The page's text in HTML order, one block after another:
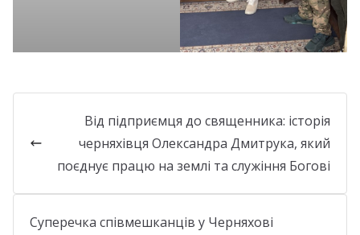
Від підприємця до священника: історія
черняхівця Олександра Дмитрука, який
поєднує працю на землі та служіння Богові
Суперечка співмешканців у Черняхові